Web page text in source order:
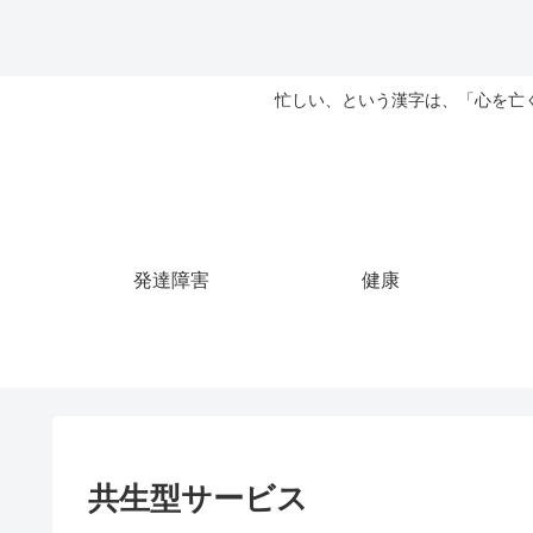
忙しい、という漢字は、「心を
発達障害 健康
共生型サービス